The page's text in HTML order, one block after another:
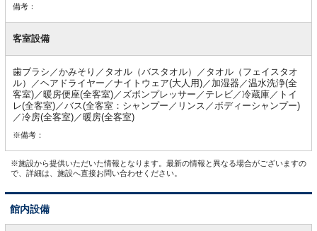
備考：
客室設備
歯ブラシ／かみそり／タオル（バスタオル）／タオル（フェイスタオ
ル）／ヘアドライヤー／ナイトウェア(大人用)／加湿器／温水洗浄(全
客室)／暖房便座(全客室)／ズボンプレッサー／テレビ／冷蔵庫／トイ
レ(全客室)／バス(全客室：シャンプー／リンス／ボディーシャンプー)
／冷房(全客室)／暖房(全客室)
※備考：
※施設から提供いただいた情報となります。最新の情報と異なる場合がございますの
で、詳細は、施設へ直接お問い合わせください。
館内設備